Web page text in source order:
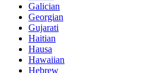
Galician
Georgian
Gujarati
Haitian
Hausa
Hawaiian
Hebrew